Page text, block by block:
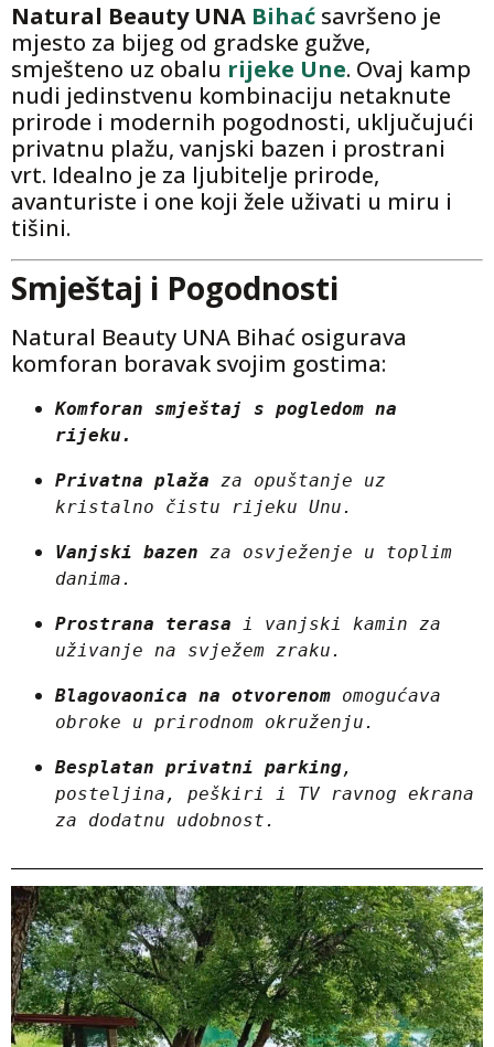
Natural Beauty UNA Bihać savršeno je
mjesto za bijeg od gradske gužve,
smješteno uz obalu rijeke Une. Ovaj kamp
nudi jedinstvenu kombinaciju netaknute
prirode i modernih pogodnosti, uključujući
privatnu plažu, vanjski bazen i prostrani
vrt. Idealno je za ljubitelje prirode,
avanturiste i one koji žele uživati u miru i
tišini.
Smještaj i Pogodnosti
Natural Beauty UNA Bihać osigurava
komforan boravak svojim gostima:
Komforan smještaj s pogledom na
rijeku.
Privatna plaža za opuštanje uz
kristalno čistu rijeku Unu.
Vanjski bazen za osvježenje u toplim
danima.
Prostrana terasa i vanjski kamin za
uživanje na svježem zraku.
Blagovaonica na otvorenom omogućava
obroke u prirodnom okruženju.
Besplatan privatni parking,
posteljina, peškiri i TV ravnog ekrana
za dodatnu udobnost.